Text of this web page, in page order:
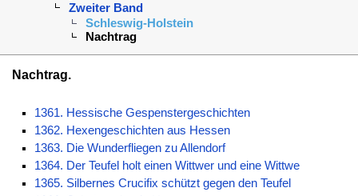
Zweiter Band
Schleswig-Holstein
Nachtrag
Nachtrag.
1361. Hessische Gespenstergeschichten
1362. Hexengeschichten aus Hessen
1363. Die Wunderfliegen zu Allendorf
1364. Der Teufel holt einen Wittwer und eine Wittwe
1365. Silbernes Crucifix schützt gegen den Teufel